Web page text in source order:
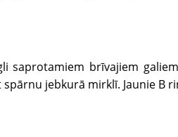
saprotamiem brīvajiem
jebkurā mirklī. Jaunie B